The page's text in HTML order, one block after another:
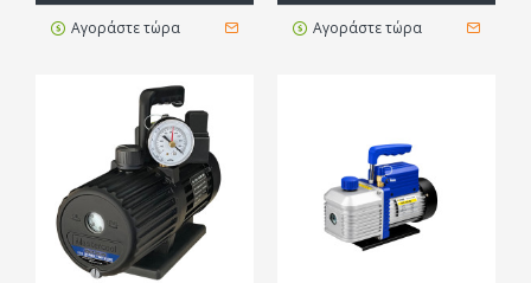
Αγοράστε τώρα Αγοράστε τώρα